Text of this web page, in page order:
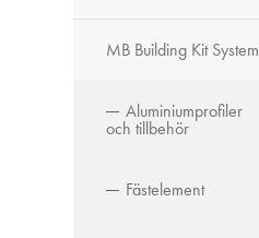
MB Building Kit System
Aluminiumprofiler
och tillbehör
Fästelement